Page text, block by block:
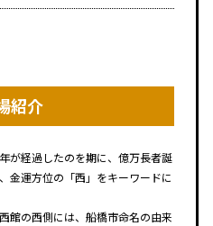
紹介
が経過したのを期に、億万長者誕
金運方位の「西」をキーワードに
館の西側には、船橋市命名の由来